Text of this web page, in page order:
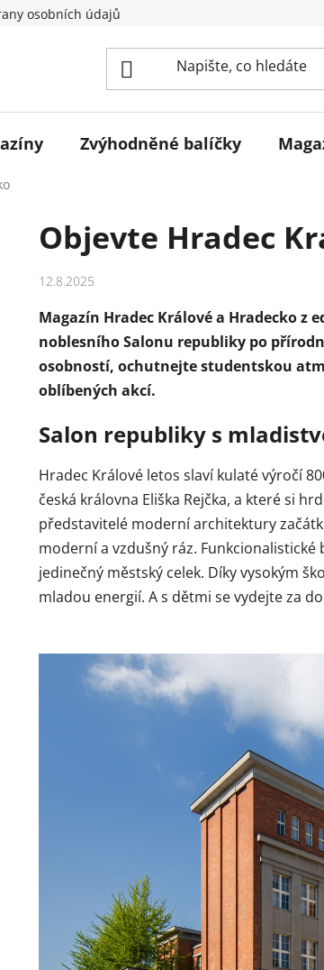
osobních údajů
Zvýhodněné balíčky
Objevte Hradec
12.8.2025
Magazín Hradec Králové a Hradecko z
noblesního Salonu republiky po
osobností, ochutnejte studentskou
oblíbených akcí.
Salon republiky s
Hradec Králové letos slaví kulaté výročí
česká královna Eliška Rejčka, a které si
představitelé moderní architektury
moderní a vzdušný ráz.
jedinečný městský celek. Díky vysokým
mladou energií. A s dětmi se vydejte za